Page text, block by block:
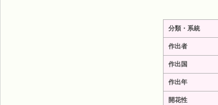
分類・系統
作出者
作出国
作出年
開花性